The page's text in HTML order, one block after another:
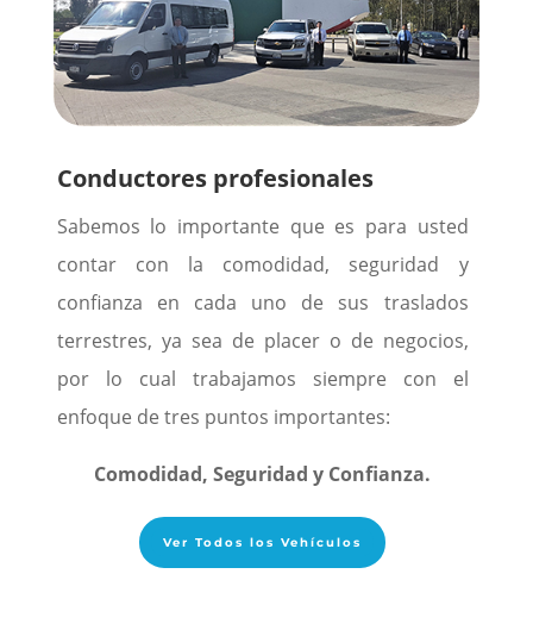
Conductores profesionales
Sabemos lo importante que es para usted
contar con la comodidad, seguridad y
confianza en cada uno de sus traslados
terrestres, ya sea de placer o de negocios,
por lo cual trabajamos siempre con el
enfoque de tres puntos importantes:
Comodidad, Seguridad y Confianza.
Ver Todos los Vehículos